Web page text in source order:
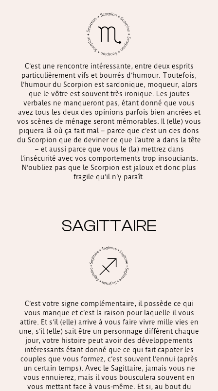
C’est une rencontre intéressante, entre deux esprits
particulièrement vifs et bourrés d’humour. Toutefois,
l’humour du Scorpion est sardonique, moqueur, alors
que le vôtre est souvent très ironique. Les joutes
verbales ne manqueront pas, étant donné que vous
avez tous les deux des opinions parfois bien ancrées et
vos scènes de ménage seront mémorables. Il (elle) vous
piquera là où ça fait mal – parce que c’est un des dons
du Scorpion que de deviner ce que l’autre a dans la tête
– et aussi parce que vous le (la) mettrez dans
l’insécurité avec vos comportements trop insouciants.
N’oubliez pas que le Scorpion est jaloux et donc plus
fragile qu’il n’y paraît.
SAGITTAIRE
C’est votre signe complémentaire, il possède ce qui
vous manque et c’est la raison pour laquelle il vous
attire. Et s’il (elle) arrive à vous faire vivre mille vies en
une, s’il (elle) sait être un personnage différent chaque
jour, votre histoire peut avoir des développements
intéressants étant donné que ce qui fait capoter les
couples que vous formez, c’est souvent l’ennui (après
un certain temps). Avec le Sagittaire, jamais vous ne
vous ennuierez, mais il vous bousculera souvent en
vous mettant face à vous-même. Et si, au bout du